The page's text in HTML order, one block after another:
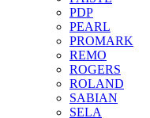
PDP
PEARL
PROMARK
REMO
ROGERS
ROLAND
SABIAN
SELA